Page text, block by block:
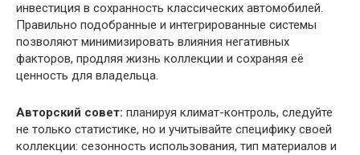
инвестиция в сохранность классических автомобилей.
Правильно подобранные и интегрированные системы
позволяют минимизировать влияния негативных
факторов, продляя жизнь коллекции и сохраняя её
ценность для владельца.
Авторский совет: планируя климат-контроль, следуйте
не только статистике, но и учитывайте специфику своей
коллекции: сезонность использования, тип материалов и